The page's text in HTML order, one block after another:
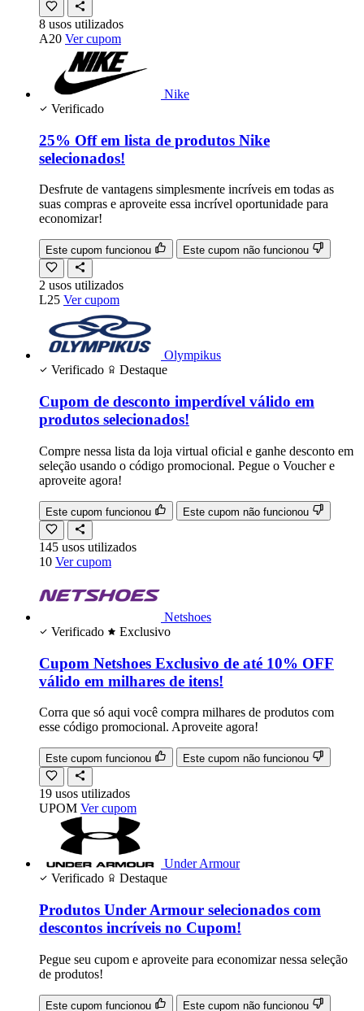
8 usos utilizados
A20 Ver cupom
Nike
Verificado
25% Off em lista de produtos Nike
selecionados!
Desfrute de vantagens simplesmente incríveis em todas as
suas compras e aproveite essa incrível oportunidade para
economizar!
Este cupom funcionou Este cupom não funcionou
2 usos utilizados
L25 Ver cupom
Olympikus
Verificado
Destaque
Cupom de desconto imperdível válido em
produtos selecionados!
Compre nessa lista da loja virtual oficial e ganhe desconto em
seleção usando o código promocional. Pegue o Voucher e
aproveite agora!
Este cupom funcionou Este cupom não funcionou
145 usos utilizados
10 Ver cupom
Netshoes
Verificado
Exclusivo
Cupom Netshoes Exclusivo de até 10% OFF
válido em milhares de itens!
Corra que só aqui você compra milhares de produtos com
esse código promocional. Aproveite agora!
Este cupom funcionou Este cupom não funcionou
19 usos utilizados
UPOM Ver cupom
Under Armour
Verificado
Destaque
Produtos Under Armour selecionados com
descontos incríveis no Cupom!
Pegue seu cupom e aproveite para economizar nessa seleção
de produtos!
Este cupom funcionou Este cupom não funcionou